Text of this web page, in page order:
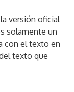
versión oficial
solamente un
con el texto en
texto que